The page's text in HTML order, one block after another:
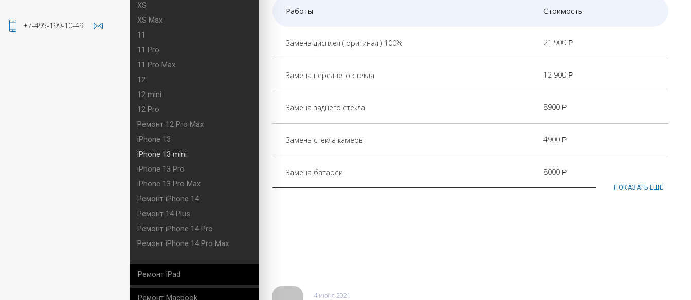
+7-495-199-10-49
XS
XS Max
11
11 Pro
11 Pro Max
12
12 mini
12 Pro
Ремонт 12 Pro Max
iPhone 13
iPhone 13 mini
iPhone 13 Pro
iPhone 13 Pro Max
Ремонт iPhone 14
Ремонт 14 Plus
Ремонт iPhone 14 Pro
Ремонт iPhone 14 Pro Max
Ремонт iPad
Ремонт Macbook
Работы Стоимость
Замена дисплея ( оригинал ) 100% 21 900 Р
Замена переднего стекла 12 900 Р
Замена заднего стекла 8900 Р
Замена стекла камеры 4900 Р
Замена батареи 8000 Р
ПОКАЗАТЬ ЕЩЕ
4 июня 2021